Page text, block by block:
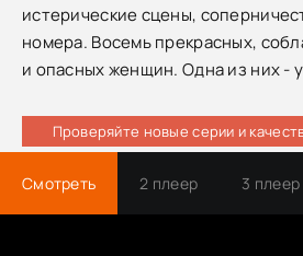
истерические сцены,
номера. Восемь прекрасных,
и опасных женщин. Одна из них -
Проверяйте новые серии и
Смотреть 2 плеер 3 плеер